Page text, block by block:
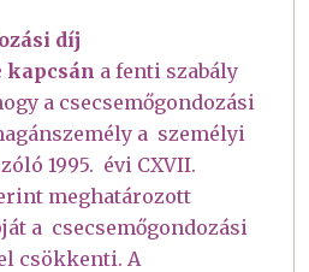
díj
kapcsán a fenti szabály
a csecsemőgondozási
a személyi
1995. évi CXVII.
meghatározott
a csecsemőgondozási
csökkenti. A